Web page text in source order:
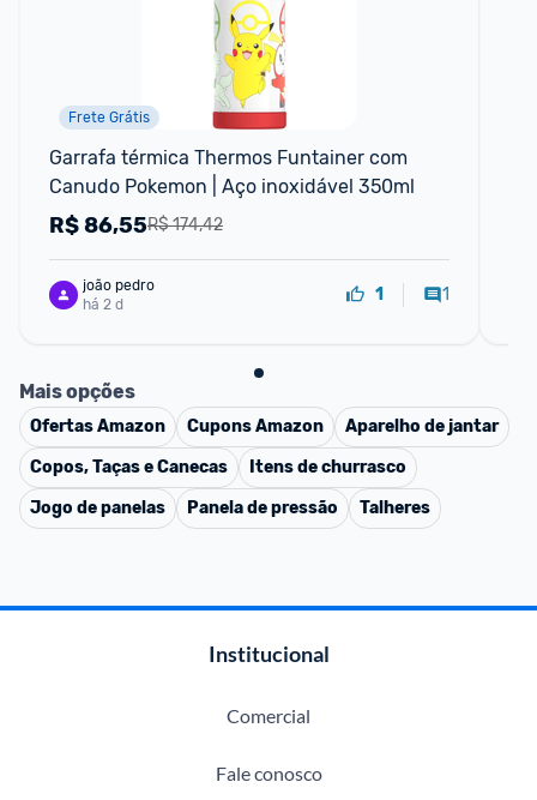
Frete Grátis
Garrafa térmica Thermos Funtainer com
Canudo Pokemon | Aço inoxidável 350ml
R$ 174,42
R$86,55
joão pedro
há 2 d
1 1
Mais opções
OfertasAmazon CuponsAmazon
Aparelho de jantar
Copos, Taças e Canecas
Itens de churrasco
Jogo de panelas
Panela de pressão Talheres
Institucional
Comercial
Fale conosco